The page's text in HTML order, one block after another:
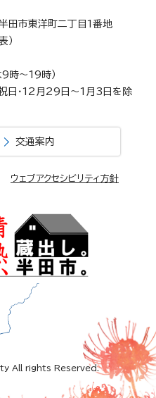
市東洋町二丁目1番地
）
時～19時）
日・12月29日～1月3日を除
交通案内
ウェブアクセシビリティ方針
All rights Reserved.